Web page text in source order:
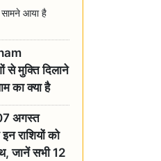
सामने आया है
मुक्ति दिलाने
का क्या है
ज्योतिर्लिंग की
अगस्त
राशियों को
जानें सभी 12